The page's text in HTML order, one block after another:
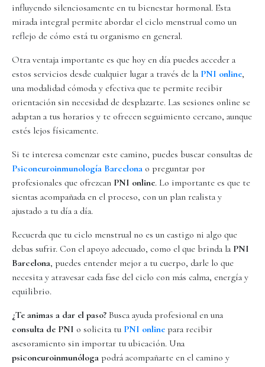
influyendo silenciosamente en tu bienestar hormonal. Esta
mirada integral permite abordar el ciclo menstrual como un
reflejo de cómo está tu organismo en general.
Otra ventaja importante es que hoy en día puedes acceder a
estos servicios desde cualquier lugar a través de la PNI online,
una modalidad cómoda y efectiva que te permite recibir
orientación sin necesidad de desplazarte. Las sesiones online se
adaptan a tus horarios y te ofrecen seguimiento cercano, aunque
estés lejos físicamente.
Si te interesa comenzar este camino, puedes buscar consultas de
Psiconeuroinmunología Barcelona o preguntar por
profesionales que ofrezcan PNI online. Lo importante es que te
sientas acompañada en el proceso, con un plan realista y
ajustado a tu día a día.
Recuerda que tu ciclo menstrual no es un castigo ni algo que
debas sufrir. Con el apoyo adecuado, como el que brinda la PNI
Barcelona, puedes entender mejor a tu cuerpo, darle lo que
necesita y atravesar cada fase del ciclo con más calma, energía y
equilibrio.
¿Te animas a dar el paso? Busca ayuda profesional en una
consulta de PNI o solicita tu PNI online para recibir
asesoramiento sin importar tu ubicación. Una
psiconeuroinmunóloga podrá acompañarte en el camino y